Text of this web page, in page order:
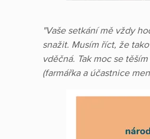
"Vaše setkání mě vždy
snažit. Musím říct, že
vděčná. Tak moc se
(farmářka a účastnice